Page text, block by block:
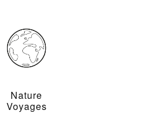
Nature
Voyages